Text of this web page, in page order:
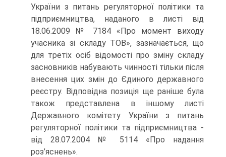
України з питань регуляторної політики та
підприємництва, наданого в листі від
18.06.2009 № 7184 «Про момент виходу
учасника зі складу ТОВ», зазначається, що
для третіх осіб відомості про зміну складу
засновників набувають чинності тільки після
внесення цих змін до Єдиного державного
реєстру. Відповідна позиція ще раніше була
також представлена в іншому листі
Державного комітету України з питань
регуляторної політики та підприємництва -
від 28.07.2004 № 5114 «Про надання
роз’яснень».